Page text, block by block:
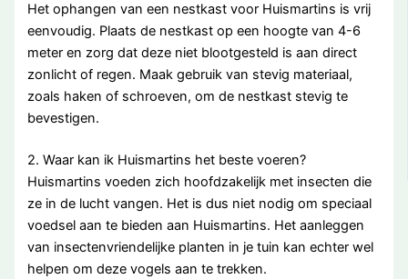
Het ophangen van een nestkast voor Huismartins is vrij
eenvoudig. Plaats de nestkast op een hoogte van 4-6
meter en zorg dat deze niet blootgesteld is aan direct
zonlicht of regen. Maak gebruik van stevig materiaal,
zoals haken of schroeven, om de nestkast stevig te
bevestigen.
2. Waar kan ik Huismartins het beste voeren?
Huismartins voeden zich hoofdzakelijk met insecten die
ze in de lucht vangen. Het is dus niet nodig om speciaal
voedsel aan te bieden aan Huismartins. Het aanleggen
van insectenvriendelijke planten in je tuin kan echter wel
helpen om deze vogels aan te trekken.